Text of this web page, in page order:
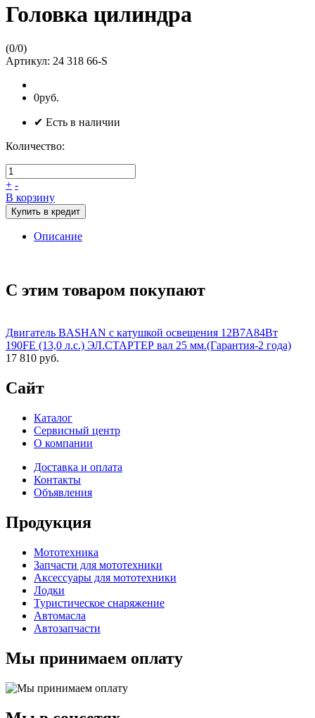
Головка цилиндра
(0/0)
Артикул: 24 318 66-S
0руб.
✔ Есть в наличии
Количество:
+ -
В корзину
Купить в кредит
Описание
С этим товаром покупают
Двигатель BASHAN с катушкой освещения 12В7А84Вт
190FE (13,0 л.с.) ЭЛ.СТАРТЕР вал 25 мм.(Гарантия-2 года)
17 810 руб.
Сайт
Каталог
Сервисный центр
О компании
Доставка и оплата
Контакты
Объявления
Продукция
Мототехника
Запчасти для мототехники
Аксессуары для мототехники
Лодки
Туристическое снаряжение
Автомасла
Автозапчасти
Мы принимаем оплату